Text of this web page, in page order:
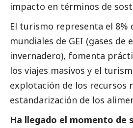
impacto en términos de
El turismo representa el 8%
mundiales de GEI (gases de
invernadero), fomenta
los viajes masivos y el
explotación de los recursos
estandarización de los
Ha llegado el momento de